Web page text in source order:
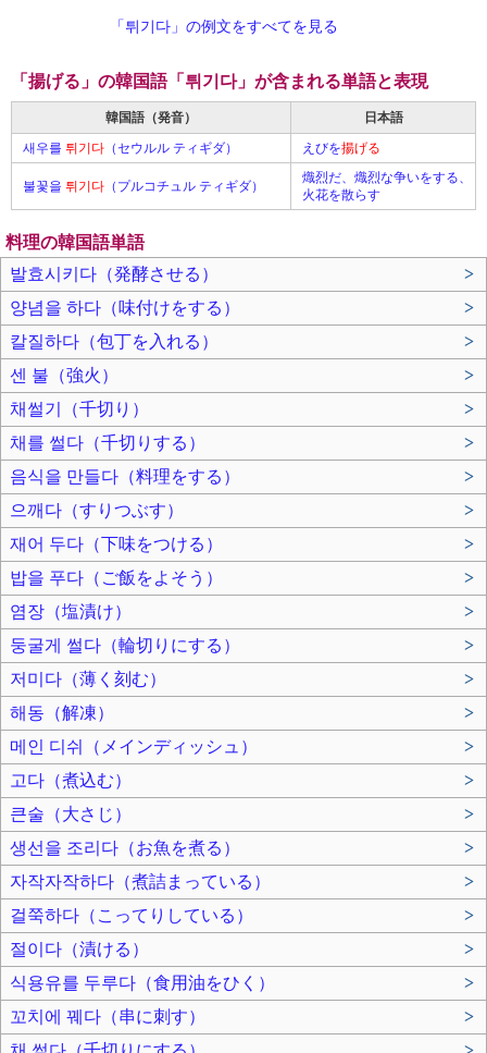
「튀기다」の例文をすべてを見る
「揚げる」の韓国語「튀기다」が含まれる単語と表現
韓国語（発音）
日本語
새우를 튀기다 （セウルル ティギダ） えびを揚げる
불꽃을 튀기다 （プルコチュル ティギダ）
熾烈だ、熾烈な争いをする、
火花を散らす
料理の韓国語単語
발효시키다（発酵させる）
>
양념을 하다（味付けをする）
>
칼질하다（包丁を入れる）
>
센 불（強火）
>
채썰기（千切り）
>
채를 썰다（千切りする）
>
음식을 만들다（料理をする）
>
으깨다（すりつぶす）
>
재어 두다（下味をつける）
>
밥을 푸다（ご飯をよそう）
>
염장（塩漬け）
>
둥굴게 썰다（輪切りにする）
>
저미다（薄く刻む）
>
해동（解凍）
>
메인 디쉬（メインディッシュ）
>
고다（煮込む）
>
큰술（大さじ）
>
생선을 조리다（お魚を煮る）
>
자작자작하다（煮詰まっている）
>
걸쭉하다（こってりしている）
>
절이다（漬ける）
>
식용유를 두루다（食用油をひく）
>
꼬치에 꿰다（串に刺す）
>